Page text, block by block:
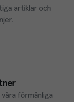
artiklar och
förmånliga